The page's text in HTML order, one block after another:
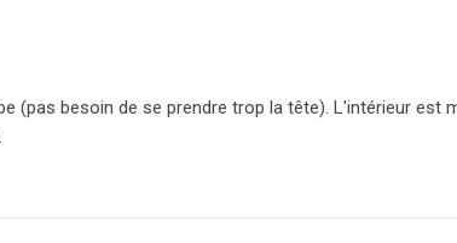
(pas besoin de se prendre trop la tête). L'intérieur est